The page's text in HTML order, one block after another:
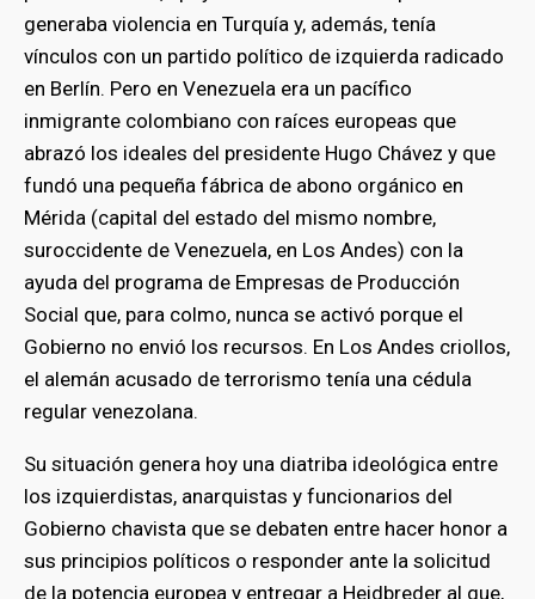
generaba violencia en Turquía y, además, tenía
vínculos con un partido político de izquierda radicado
en Berlín. Pero en Venezuela era un pacífico
inmigrante colombiano con raíces europeas que
abrazó los ideales del presidente Hugo Chávez y que
fundó una pequeña fábrica de abono orgánico en
Mérida (capital del estado del mismo nombre,
suroccidente de Venezuela, en Los Andes) con la
ayuda del programa de Empresas de Producción
Social que, para colmo, nunca se activó porque el
Gobierno no envió los recursos. En Los Andes criollos,
el alemán acusado de terrorismo tenía una cédula
regular venezolana.
Su situación genera hoy una diatriba ideológica entre
los izquierdistas, anarquistas y funcionarios del
Gobierno chavista que se debaten entre hacer honor a
sus principios políticos o responder ante la solicitud
de la potencia europea y entregar a Heidbreder al que,